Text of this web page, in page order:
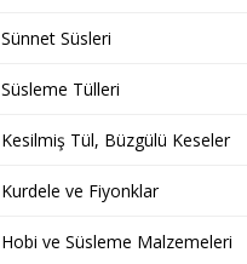
Sünnet Süsleri
Süsleme Tülleri
Kesilmiş Tül, Büzgülü Keseler
Kurdele ve Fiyonklar
Hobi ve Süsleme Malzemeleri